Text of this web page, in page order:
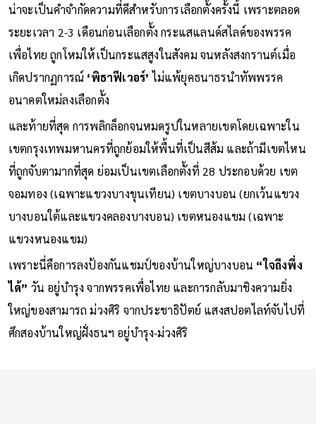
น่าจะเป็นคำจำกัดความที่ดีสำหรับการเลือกตั้งครั้งนี้ เพราะตลอด
ระยะเวลา 2-3 เดือนก่อนเลือกตั้ง กระแสแลนด์สไลด์ของพรรค
เพื่อไทย ถูกโหมให้เป็นกระแสสูงในสังคม จนหลังสงกรานต์เมื่อ
เกิดปรากฏการณ์ ‘พิธาฟีเวอร์’ ไม่แพ้ยุคธนาธรนำทัพพรรค
อนาคตใหม่ลงเลือกตั้ง
และท้ายที่สุด การพลิกล็อกจนหมดรูปในหลายเขตโดยเฉพาะใน
เขตกรุงเทพมหานครที่ถูกย้อมให้พื้นที่เป็นสีส้ม และถ้ามีเขตไหน
ที่ถูกจับตามากที่สุด ย่อมเป็นเขตเลือกตั้งที่ 28 ประกอบด้วย เขต
จอมทอง (เฉพาะแขวงบางขุนเทียน) เขตบางบอน (ยกเว้นแขวง
บางบอนใต้และแขวงคลองบางบอน) เขตหนองแขม (เฉพาะ
แขวงหนองแขม)
เพราะนี่คือการลงป้องกันแชมป์ของบ้านใหญ่บางบอน “ใจถึงพึ่ง
ได้” วัน อยู่บำรุง จากพรรคเพื่อไทย และการกลับมาชิงความยิ่ง
ใหญ่ของสามารถ ม่วงศิริ จากประชาธิปัตย์ แสงสปอตไลท์จับไปที่
ศึกสองบ้านใหญ่ฝั่งธนฯ อยู่บำรุง-ม่วงศิริ